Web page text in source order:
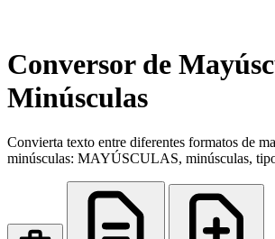
Conversor de
Minúsculas
Convierta texto entre diferentes formatos de
minúsculas: MAYÚSCULAS, minúsculas,